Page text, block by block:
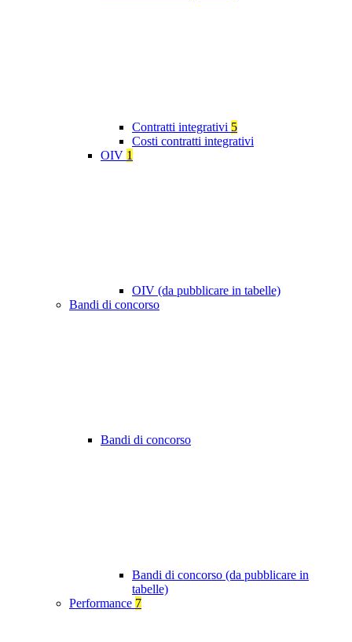
Contratti integrativi 5
Costi contratti integrativi
OIV 1
OIV (da pubblicare in tabelle)
Bandi di concorso
Bandi di concorso
Bandi di concorso (da pubblicare in
tabelle)
Performance 7